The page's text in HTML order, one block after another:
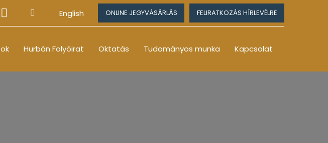
English ONLINE JEGYVÁSÁRLÁS FELIRATKOZÁS HÍRLEVÉLRE
Hurbán Folyóirat Oktatás Tudományos munka Kapcsolat